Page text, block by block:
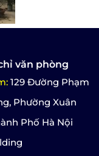
văn phòng
129 Đường Phạm
Phường Xuân
Phố Hà Nội